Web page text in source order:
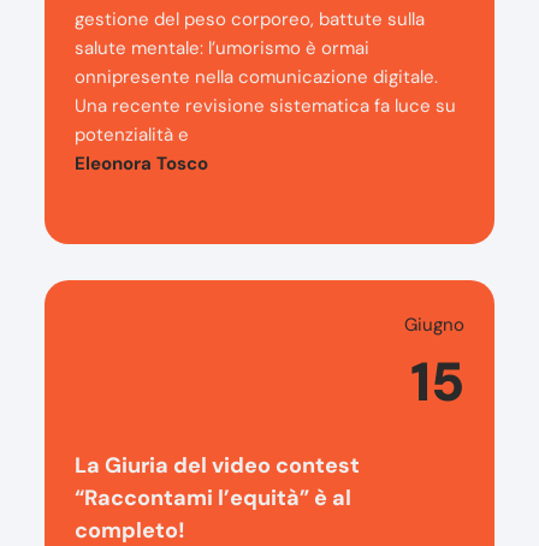
gestione del peso corporeo, battute sulla
salute mentale: l’umorismo è ormai
onnipresente nella comunicazione digitale.
Una recente revisione sistematica fa luce su
potenzialità e
Eleonora Tosco
Giugno
15
La Giuria del video contest
“Raccontami l’equità” è al
completo!